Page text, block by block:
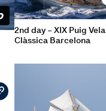
2nd day – XIX Puig Vela
Clàssica Barcelona